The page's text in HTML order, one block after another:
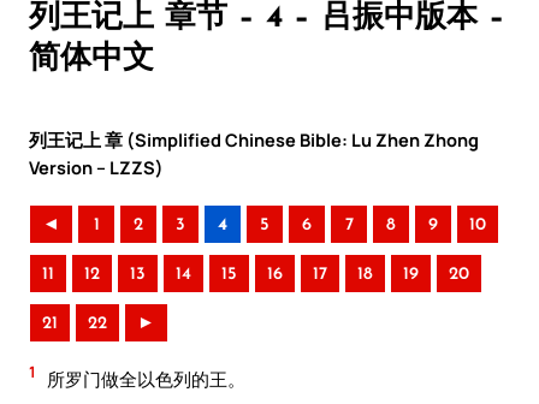
列王记上 章节 – 4 – 吕振中版本 –
简体中文
列王记上 章 (Simplified Chinese Bible: Lu Zhen Zhong
Version – LZZS)
◄ 1 2 3 4 5 6 7 8 9 10
11 12 13 14 15 16 17 18 19 20
21 22 ►
1 所罗门做全以色列的王。